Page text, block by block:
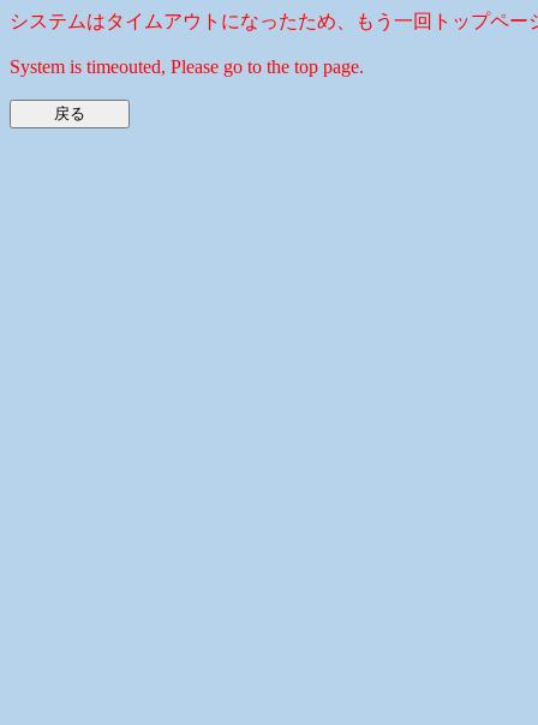
システムはタイムアウトになったため、もう一回トップペー
System is timeouted, Please go to the top page.